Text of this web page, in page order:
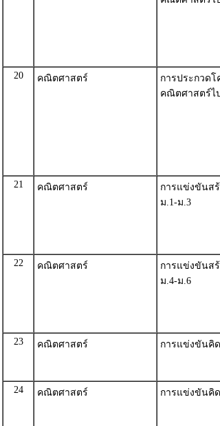
20 คณิตศาสตร์
การประกวด
คณิตศาสตร์ไ
21 คณิตศาสตร์
การแข่งขันส
ม.1-ม.3
22 คณิตศาสตร์
การแข่งขันส
ม.4-ม.6
23 คณิตศาสตร์ การแข่งขันคิด
24 คณิตศาสตร์ การแข่งขันคิด